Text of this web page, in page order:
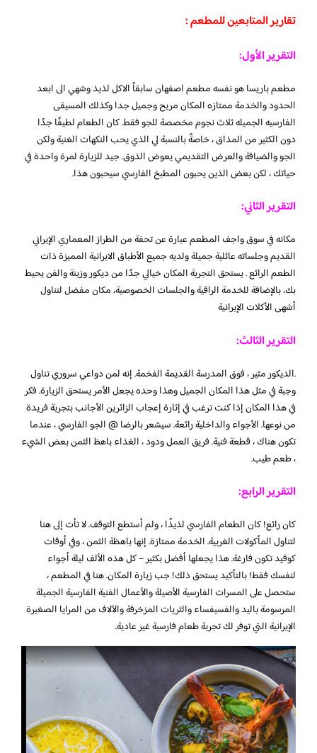
تقارير المتابعين للمطعم :
التقرير الأول:
مطعم باريسا هو نفسه مطعم اصفهان سابقاً الاكل لذيذ وشهي الى ابعد
الحدود والخدمة ممتازه المكان مريح وجميل جدا وكذلك المسيقى
الفارسيه الجميله ثلاث نجوم مخصصة للجو فقط. كان الطعام لطيفًا جدًا
دون الكثير من المذاق ، خاصةً بالنسبة لي الذي يحب النكهات الغنية ولكن
الجو والضيافة والعرض التقديمي يعوض الذوق. جيد للزيارة لمرة واحدة في
حياتك ، لكن بعض الذين يحبون المطبخ الفارسي سيحبون هذا.
التقرير الثاني:
مكانه في سوق واجف المطعم عبارة عن تحفة من الطراز المعماري الإيراني
القديم وجلساته عائلية جميلة ولديه جميع الأطباق الايرانية المميزة ذات
الطعم الرائع . يستحق التجربة المكان خيالي جدًا من ديكور وزينة والفن يحيط
بك، بالإضافة للخدمة الراقية والجلسات الخصوصية، مكان مفضل لتناول
أشهى الأكلات الإيرانية
التقرير الثالث:
.الديكور مثير ، فوق المدرسة القديمة الفخمة. إنه لمن دواعي سروري تناول
وجبة في مثل هذا المكان الجميل وهذا وحده يجعل الأمر يستحق الزيارة. فكر
في هذا المكان إذا كنت ترغب في إثارة إعجاب الزائرين الأجانب بتجربة فريدة
من نوعها. الأجواء والداخلية رائعة. سيشعر بالرضا @ الجو الفارسي ، عندما
تكون هناك ، قطعة فنية. فريق العمل ودود ، الغذاء باهظ الثمن بعض الشيء
، طعم طيب.
التقرير الرابع:
كان رائع! كان الطعام الفارسي لذيذًا ، ولم أستطع التوقف. لا تأت إلى هنا
لتناول المأكولات الغربية. الخدمة ممتازة. إنها باهظة الثمن ، وفي أوقات
كوفيد تكون فارغة. هذا يجعلها أفضل بكثير – كل هذه الألف ليلة أجواء
لنفسك فقط! بالتأكيد يستحق ذلك! جب زيارة المكان. هنا في المطعم ،
ستحصل على المسرات الفارسية الأصيلة والأعمال الفنية الفارسية الجميلة
المرسومة باليد والفسيفساء والثريات المزخرفة والآلاف من المرايا الصغيرة
الإيرانية التي توفر لك تجربة طعام فارسية غير عادية.